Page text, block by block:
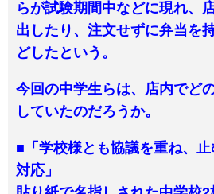
らが試験期間中などに現れ、
出したり、注文せずに弁当を
どしたという。
今回の中学生らは、店内でど
していたのだろうか。
■「学校様とも協議を重ね、
対応」